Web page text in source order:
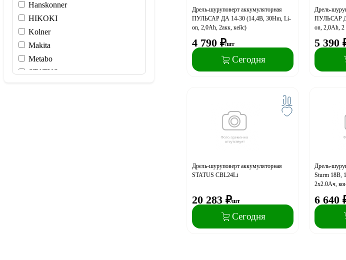
Hanskonner
HIKOKI
Kolner
Makita
Metabo
STATUS
Дрель-шуруповерт аккумуляторная
ПУЛЬСАР ДА 14-30 (14,4В, 30Hm, Li-
on, 2,0Ah, 2акк, кейс)
4 790 ₽/шт
Сегодня
Дрель-
ПУЛЬСАР
on, 2,0Ah, 2
5 390
Дрель-шуруповерт аккумуляторная
STATUS CBL24Li
20 283 ₽/шт
Сегодня
Дрель-
Sturm 18В,
2х2.0Ач,
6 640